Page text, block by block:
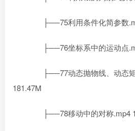
├──75利用条件化简参数
├──76坐标系中的运动点
├──77动态抛物线、动态矩
181.47M
├──78移动中的对称.mp4